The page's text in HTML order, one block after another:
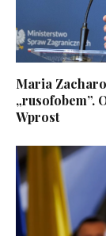
Maria
„rusofobem”.
Wprost